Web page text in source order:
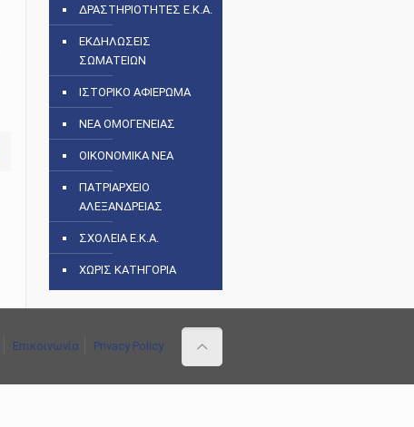
ΔΡΑΣΤΗΡΙΟΤΗΤΕΣ Ε.Κ.Α.
ΕΚΔΗΛΩΣΕΙΣ
ΣΩΜΑΤΕΙΩΝ
ΙΣΤΟΡΙΚΟ ΑΦΙΕΡΩΜΑ
ΝΕΑ ΟΜΟΓΕΝΕΙΑΣ
ΟΙΚΟΝΟΜΙΚΑ ΝΕΑ
ΠΑΤΡΙΑΡΧΕΙΟ
ΑΛΕΞΑΝΔΡΕΙΑΣ
ΣΧΟΛΕΙΑ Ε.Κ.Α.
ΧΩΡΙΣ ΚΑΤΗΓΟΡΙΑ
Επικοινωνία Privacy Policy